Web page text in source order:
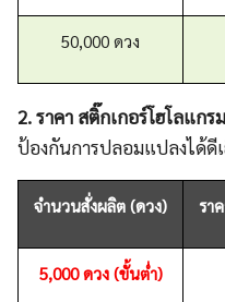
50,000 ดวง
2. ราคา สติ๊กเกอร์โฮโลแกร
ป้องกันการปลอมแปลงได้ดี
จำนวนสั่งผลิต (ดวง) รา
5,000 ดวง (ขั้นต่ำ)